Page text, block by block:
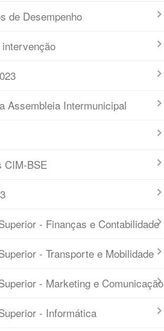
de Desempenho
Assembleia Intermunicipal
CIM-BSE
- Finanças e Contabilidade
- Transporte e Mobilidade
- Marketing e Comunicação
- Informática